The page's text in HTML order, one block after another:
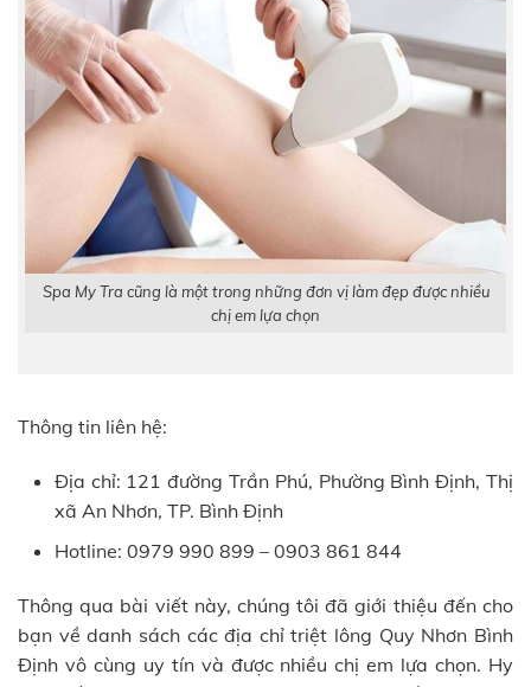
Spa My Tra cũng là một trong những đơn vị làm đẹp được nhiều
chị em lựa chọn
Thông tin liên hệ:
Địa chỉ: 121 đường Trần Phú, Phường Bình Định, Thị
xã An Nhơn, TP. Bình Định
Hotline: 0979 990 899 – 0903 861 844
Thông qua bài viết này, chúng tôi đã giới thiệu đến cho
bạn về danh sách các địa chỉ triệt lông Quy Nhơn Bình
Định vô cùng uy tín và được nhiều chị em lựa chọn. Hy